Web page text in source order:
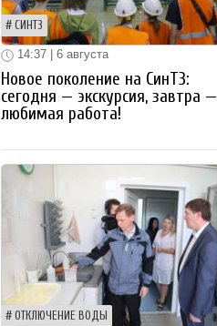
СИНТЗ
14:37 | 6 августа
Новое поколение на СинТЗ:
сегодня — экскурсия, завтра —
любимая работа!
ОТКЛЮЧЕНИЕ ВОДЫ